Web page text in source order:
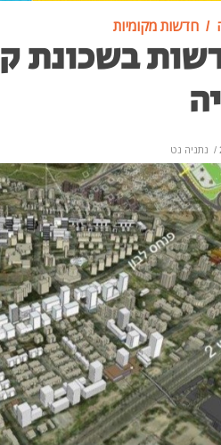
חדשות מקומיות
בשכונת
/ נתניה נט